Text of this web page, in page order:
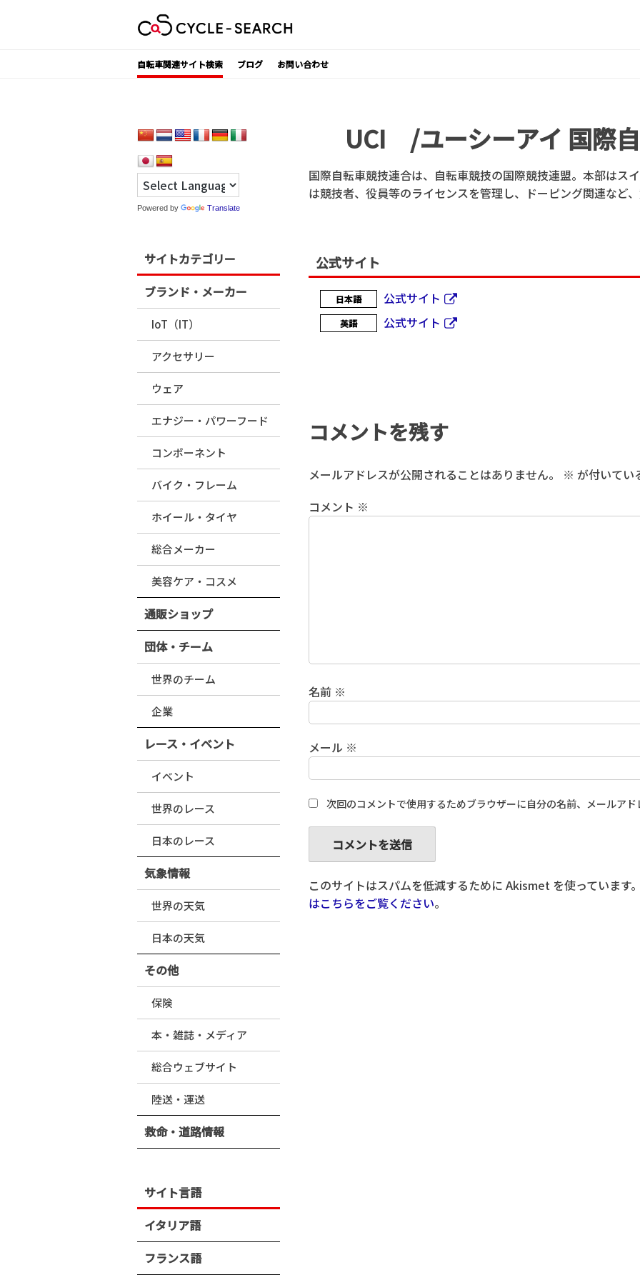
自転車関連サイト検索 ブログ お問い合わせ
UCI /ユーシーアイ 国際
国際自転車競技連合は、自転車競技の国際競技連盟。本部はス
は競技者、役員等のライセンスを管理し、ドーピング関連など
公式サイト
日本語 公式サイト
英語 公式サイト
コメントを残す
メールアドレスが公開されることはありません。 ※ が付いてい
コメント ※
名前 ※
メール ※
次回のコメントで使用するためブラウザーに自分の名前、メールアド
このサイトはスパムを低減するために Akismet を使っています。
はこちらをご覧ください。
Powered by Translate
サイトカテゴリー
ブランド・メーカー
IoT（IT）
アクセサリー
ウェア
エナジー・パワーフード
コンポーネント
バイク・フレーム
ホイール・タイヤ
総合メーカー
美容ケア・コスメ
通販ショップ
団体・チーム
世界のチーム
企業
レース・イベント
イベント
世界のレース
日本のレース
気象情報
世界の天気
日本の天気
その他
保険
本・雑誌・メディア
総合ウェブサイト
陸送・運送
救命・道路情報
サイト言語
イタリア語
フランス語